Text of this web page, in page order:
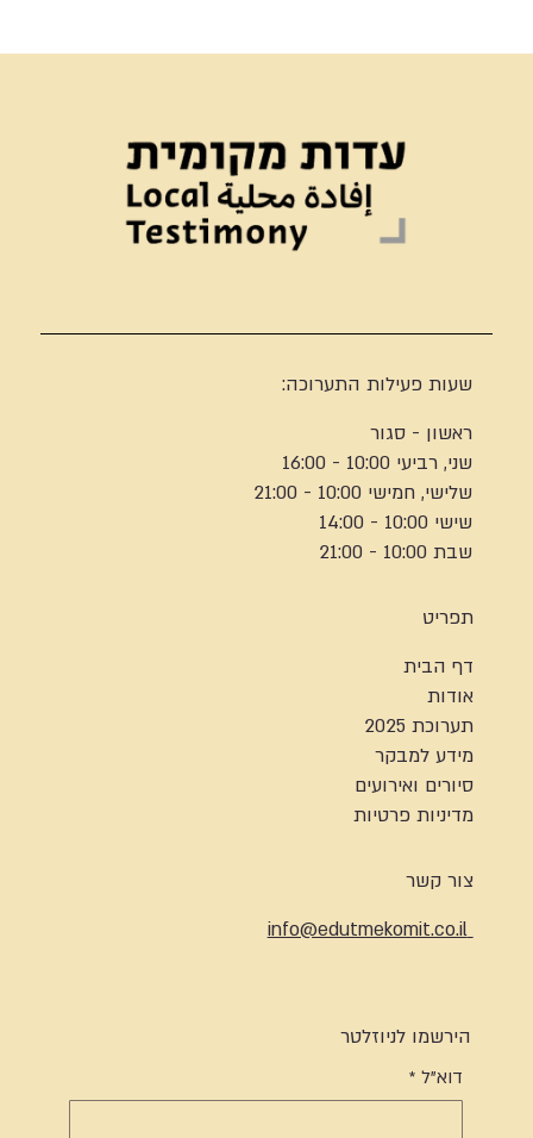
שעות פעילות התערוכה:
ראשון - סגור
שני, רביעי 10:00 - 16:00
שלישי, חמישי 10:00 - 21:00
שישי 10:00 - 14:00
שבת 10:00 - 21:00
תפריט
דף הבית
אודות
תערוכת 2025
מידע למבקר
סיורים ואירועים
מדיניות פרטיות
צור קשר
info@edutmekomit.co.il
הירשמו לניוזלטר
דוא"ל *